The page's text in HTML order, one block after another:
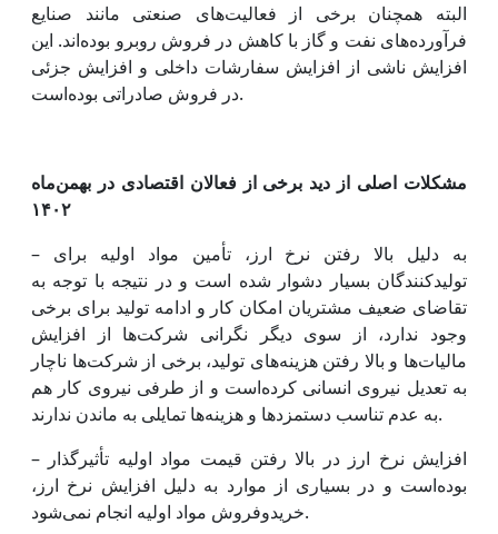
البته همچنان برخی از فعالیت‌های صنعتی مانند صنایع
فرآورده‌های نفت و گاز با کاهش در فروش روبرو بوده‌اند. این
افزایش ناشی از افزایش سفارشات داخلی و افزایش جزئی
در فروش صادراتی بوده‌است.
مشکلات اصلی از دید برخی از فعالان اقتصادی در بهمن‌ماه
۱۴۰۲
– به دلیل بالا رفتن نرخ ارز، تأمین مواد اولیه برای
تولیدکنندگان بسیار دشوار شده است و در نتیجه با توجه به
تقاضای ضعیف مشتریان امکان کار و ادامه تولید برای برخی
وجود ندارد، از سوی دیگر نگرانی شرکت‌ها از افزایش
مالیات‌ها و بالا رفتن هزینه‌های تولید، برخی از شرکت‌ها ناچار
به تعدیل نیروی انسانی کرده‌است و از طرفی نیروی کار هم
به عدم تناسب دستمزدها و هزینه‌ها تمایلی به ماندن ندارند.
– افزایش نرخ ارز در بالا رفتن قیمت مواد اولیه تأثیرگذار
بوده‌است و در بسیاری از موارد به دلیل افزایش نرخ ارز،
خریدوفروش مواد اولیه انجام نمی‌شود.